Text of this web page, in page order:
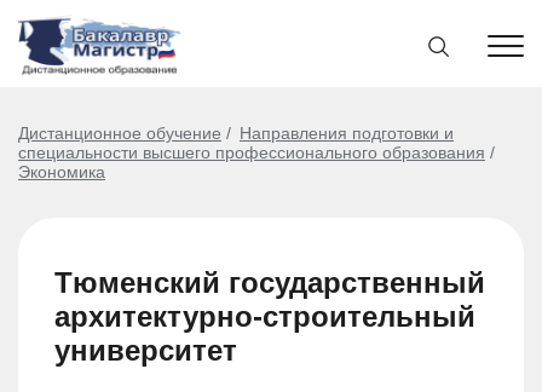
Дистанционное обучение
Направления подготовки и
специальности высшего профессионального образования
Экономика
Тюменский государственный
архитектурно-строительный
университет